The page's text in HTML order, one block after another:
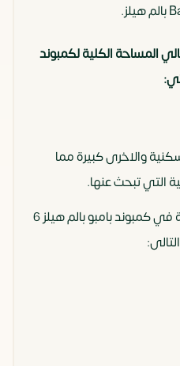
المساحة الكلية لكمبوند
والاخرى كبيرة مما
التي تبحث عنها.
تتضمن الوحدات السكنية في كمبوند بامبو بالم هيلز 6